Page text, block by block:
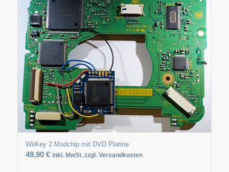
WiiKey 2 Modchip mit DVD Platine
49,90 € inkl. MwSt. zzgl. Versandkosten